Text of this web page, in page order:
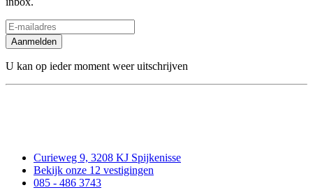
Aanmelden
U kan op ieder moment weer uitschrijven
Curieweg 9, 3208 KJ Spijkenisse
Bekijk onze 12 vestigingen
085 - 486 3743